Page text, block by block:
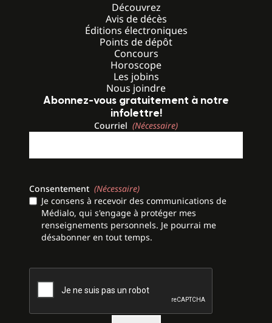
Découvrez
Avis de décès
Éditions électroniques
Points de dépôt
Concours
Horoscope
Les jobins
Nous joindre
Abonnez-vous gratuitement à notre
infolettre!
Courriel (Nécessaire)
Consentement (Nécessaire)
Je consens à recevoir des communications de
Médialo, qui s'engage à protéger mes
renseignements personnels. Je pourrai me
désabonner en tout temps.